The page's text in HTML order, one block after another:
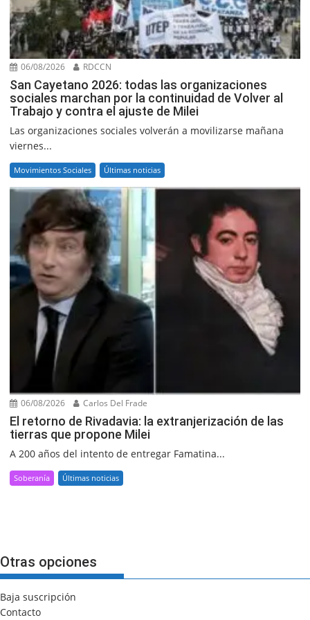
06/08/2026 RDCCN
San Cayetano 2026: todas las organizaciones
sociales marchan por la continuidad de Volver al
Trabajo y contra el ajuste de Milei
Las organizaciones sociales volverán a movilizarse mañana
viernes...
Movimientos Sociales Últimas noticias
06/08/2026 Carlos Del Frade
El retorno de Rivadavia: la extranjerización de las
tierras que propone Milei
A 200 años del intento de entregar Famatina...
Soberanía Últimas noticias
Otras opciones
Baja suscripción
Contacto